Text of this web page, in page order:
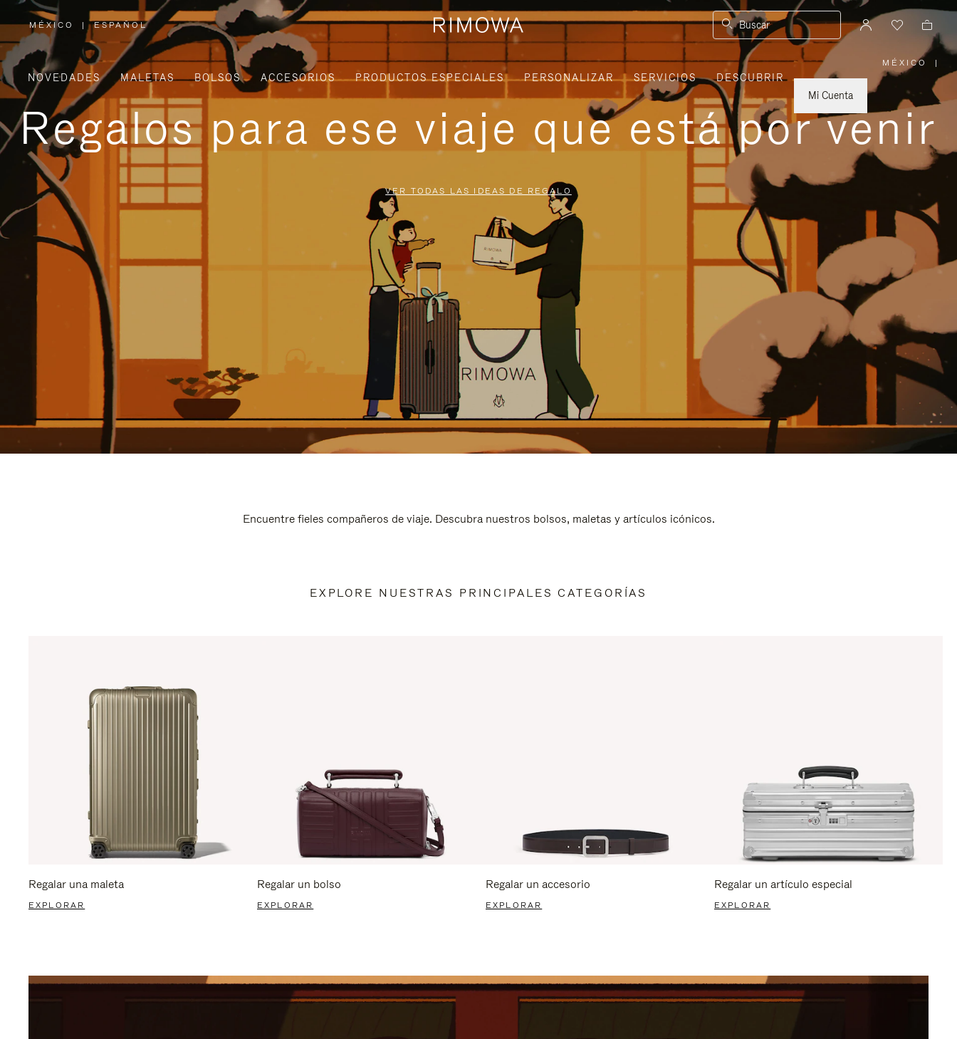
MÉXICO
,
ELIGE
LA
UBICACIÓN
| ESPAÑOL Buscar
NOVEDADES MALETAS BOLSOS ACCESORIOS PRODUCTOS ESPECIALES PERSONALIZAR SERVICIOS
DESCUBRIR
Mi Cuenta
MÉXICO
,
ELIGE
|
Regalos para ese viaje que está por venir
VER TODAS LAS IDEAS DE REGALO
Encuentre fieles compañeros de viaje. Descubra nuestros bolsos, maletas y artículos icónicos.
EXPLORE NUESTRAS PRINCIPALES CATEGORÍAS
Regalar una maleta
EXPLORAR
Regalar un bolso
EXPLORAR
Regalar un accesorio
EXPLORAR
Regalar un artículo especial
EXPLORAR